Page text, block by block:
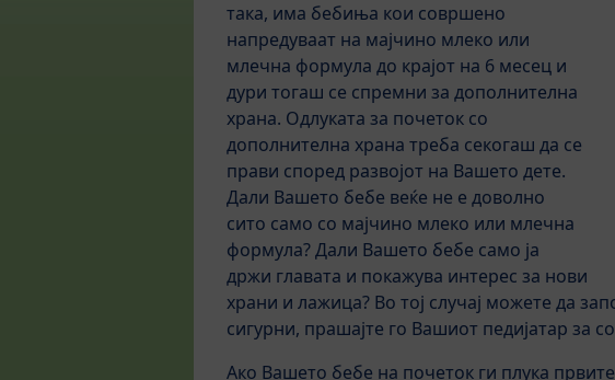
така, има бебиња кои совршено
напредуваат на мајчино млеко или
млечна формула до крајот на 6 месец и
дури тогаш се спремни за дополнителна
храна. Одлуката за почеток со
дополнителна храна треба секогаш да се
прави според развојот на Вашето дете.
Дали Вашето бебе веќе не е доволно
сито само со мајчино млеко или млечна
формула? Дали Вашето бебе само ја
држи главата и покажува интерес за нови
храни и лажица? Во тој случај можете да
сигурни, прашајте го Вашиот педијатар за
Ако Вашето бебе на почеток ги плука